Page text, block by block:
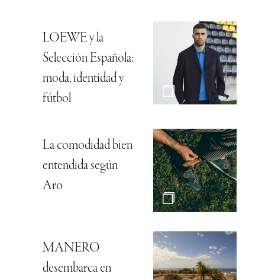
LOEWE y la
Selección Española:
moda, identidad y
fútbol
La comodidad bien
entendida según
Aro
MANERO
desembarca en